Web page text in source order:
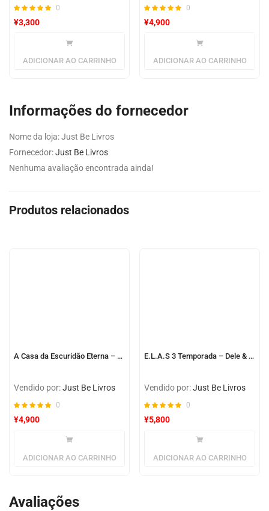
0
¥3,300
ADICIONAR AO CARRINHO
0
¥4,900
ADICIONAR AO CARRINHO
Informações do fornecedor
Nome da loja:Just Be Livros
Fornecedor:Just Be Livros
Nenhuma avaliação encontrada ainda!
Produtos relacionados
A Casa da Escuridão Eterna – Riley Sager
Vendido por:Just Be Livros
0
¥4,900
ADICIONAR AO CARRINHO
E.L.A.S 3 Temporada – Dele & Dela
Vendido por:Just Be Livros
0
¥5,800
ADICIONAR AO CARRINHO
Avaliações